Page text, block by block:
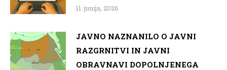
11. junija, 2026
JAVNO NAZNANILO O JAVNI
RAZGRNITVI IN JAVNI
OBRAVNAVI DOPOLNJENEGA